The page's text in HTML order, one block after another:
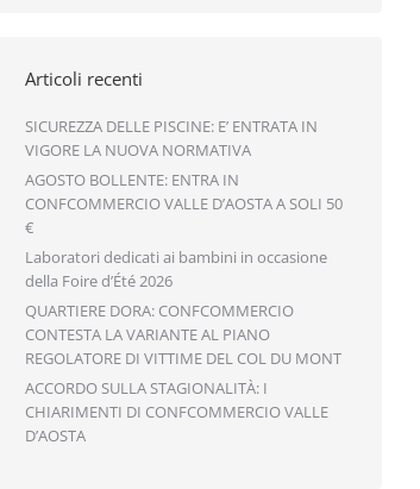
Articoli recenti
SICUREZZA DELLE PISCINE: E’ ENTRATA IN
VIGORE LA NUOVA NORMATIVA
AGOSTO BOLLENTE: ENTRA IN
CONFCOMMERCIO VALLE D’AOSTA A SOLI 50
Laboratori dedicati ai bambini in occasione
della Foire d’Été 2026
QUARTIERE DORA: CONFCOMMERCIO
CONTESTA LA VARIANTE AL PIANO
REGOLATORE DI VITTIME DEL COL DU MONT
ACCORDO SULLA STAGIONALITÀ: I
CHIARIMENTI DI CONFCOMMERCIO VALLE
D’AOSTA